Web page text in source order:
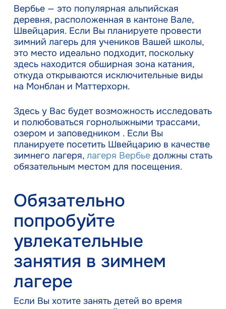
Вербье — это популярная альпийская
деревня, расположенная в кантоне Вале,
Швейцария. Если Вы планируете провести
зимний лагерь для учеников Вашей школы,
это место идеально подходит, поскольку
здесь находится обширная зона катания,
откуда открываются исключительные виды
на Монблан и Маттерхорн.
Здесь у Вас будет возможность исследовать
и полюбоваться горнолыжными трассами,
озером и заповедником . Если Вы
планируете посетить Швейцарию в качестве
зимнего лагеря,лагеря Вербьедолжны стать
обязательным местом для посещения.
Обязательно
попробуйте
увлекательные
занятия в зимнем
лагере
Если Вы хотите занять детей во время